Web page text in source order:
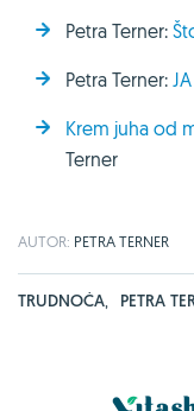
Petra Terner:
Petra Terner:
Krem juha od
Terner
AUTOR: PETRA TERNER
TRUDNOĆA, PETRA